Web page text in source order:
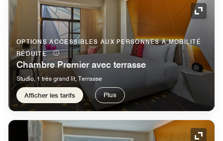
Icône
OPTIONS ACCESSIBLES AUX PERSONNES À MOBILITÉ
RÉDUITE
Chambre Premier avec terrasse
Studio, 1 très grand lit, Terrasse
Afficher les tarifs Plus